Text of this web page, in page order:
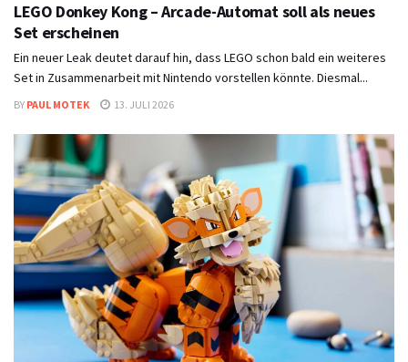
LEGO Donkey Kong – Arcade-Automat soll als neues
Set erscheinen
Ein neuer Leak deutet darauf hin, dass LEGO schon bald ein weiteres
Set in Zusammenarbeit mit Nintendo vorstellen könnte. Diesmal...
BY PAUL MOTEK 13. JULI 2026